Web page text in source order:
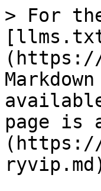
> For
page is
(https://